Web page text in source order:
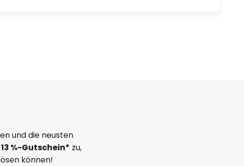
und die neusten
13 %-Gutschein* zu,
können!